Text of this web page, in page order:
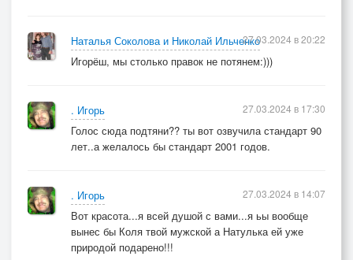
Наталья Соколова и Николай Ильченко
Игорёш, мы столько правок не потянем:)))
27.03.2024 в 20:22
. Игорь
Голос сюда подтяни?? ты вот озвучила стандарт 90
лет..а желалось бы стандарт 2001 годов.
27.03.2024 в 17:30
. Игорь
Вот красота...я всей душой с вами...я ьы вообще
вынес бы Коля твой мужской а Натулька ей уже
природой подарено!!!
27.03.2024 в 14:07